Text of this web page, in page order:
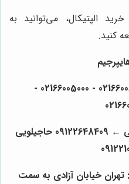
الپتیکال، می‌توانید به
کنید.
نمایشگاه و فروشگاه : 02166006000 - 02166005000 -
← 09122648409 حاجیلویی
خیابان آزادی به سمت